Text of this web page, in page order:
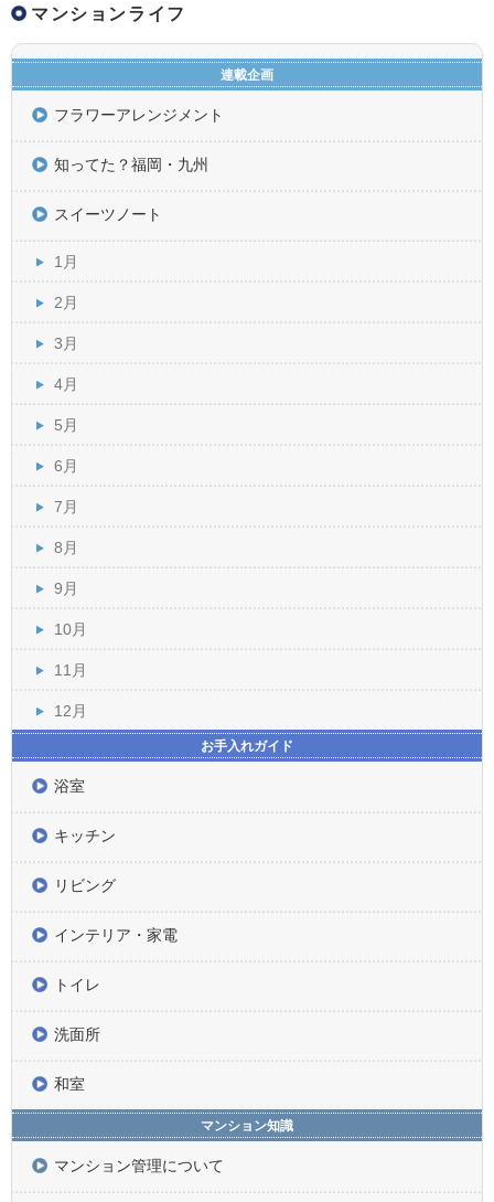
マンションライフ
連載企画
フラワーアレンジメント
知ってた？福岡・九州
スイーツノート
1月
2月
3月
4月
5月
6月
7月
8月
9月
10月
11月
12月
お手入れガイド
浴室
キッチン
リビング
インテリア・家電
トイレ
洗面所
和室
マンション知識
マンション管理について